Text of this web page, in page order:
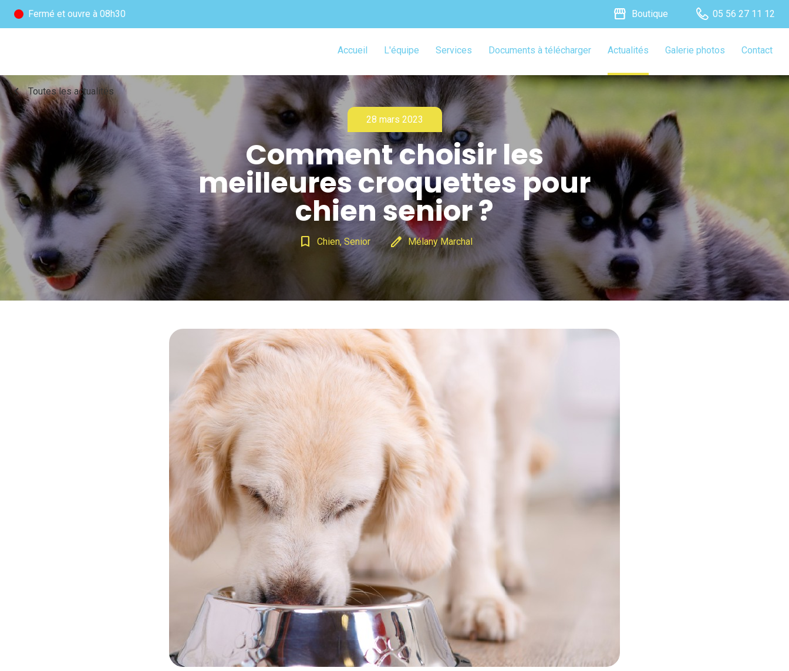
Fermé et ouvre à 08h30 storefront Boutique 05 56 27 11 12
Accueil L'équipe Services Documents à télécharger Actualités Galerie photos Contact
chevron_left Toutes les actualités
28 mars 2023
Comment choisir les
meilleures croquettes pour
chien senior ?
bookmark_border Chien, Senior edit Mélany Marchal